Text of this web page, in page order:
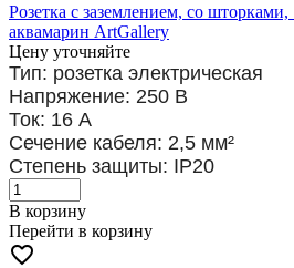
Розетка с заземлением, со
аквамарин ArtGallery
Цену уточняйте
Тип: розетка электрическая
Напряжение: 250 В
Ток: 16 А
Сечение кабеля: 2,5 мм²
Степень защиты: IP20
В корзину
Перейти в корзину
favorite_border